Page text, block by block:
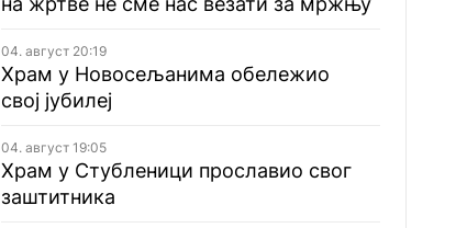
04. август 20:19
Храм у Новосељанима обележио
свој јубилеј
04. август 19:05
Храм у Стубленици прославио свог
заштитника